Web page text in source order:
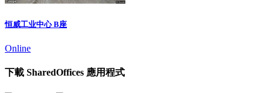
恒威工业中心 B座
Online
下載 SharedOffices 應用程式